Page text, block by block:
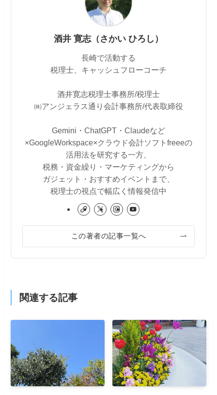
酒井 寛志（さかい ひろし）
長崎で活動する
税理士、キャッシュフローコーチ
酒井寛志税理士事務所/税理士
㈱アンジェラス通り会計事務所/代表取締役
Gemini・ChatGPT・Claudeなど
×GoogleWorkspace×クラウド会計ソフトfreeeの
活用法を研究する一方、
税務・資金繰り・マーケティングから
ガジェット・おすすめイベントまで、
税理士の視点で幅広く情報発信中
この著者の記事一覧へ
関連する記事